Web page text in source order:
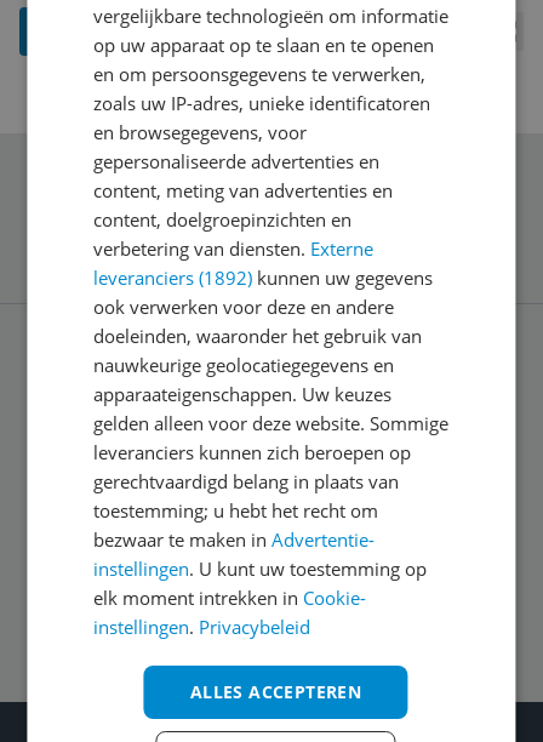
Schrijf je in voor onze nieuwsbrief
Service
Algemeen
Zakelijk
Volg ons op
vergelijkbare technologieën om informatie
op uw apparaat op te slaan en te openen
en om persoonsgegevens te verwerken,
zoals uw IP-adres, unieke identificatoren
en browsegegevens, voor
gepersonaliseerde advertenties en
content, meting van advertenties en
content, doelgroepinzichten en
verbetering van diensten. Externe
leveranciers (1892) kunnen uw gegevens
ook verwerken voor deze en andere
doeleinden, waaronder het gebruik van
nauwkeurige geolocatiegegevens en
apparaateigenschappen. Uw keuzes
gelden alleen voor deze website. Sommige
leveranciers kunnen zich beroepen op
gerechtvaardigd belang in plaats van
toestemming; u hebt het recht om
bezwaar te maken inAdvertentie-
instellingen. U kunt uw toestemming op
elk moment intrekken in Cookie-
instellingen. Privacybeleid
ALLES ACCEPTEREN